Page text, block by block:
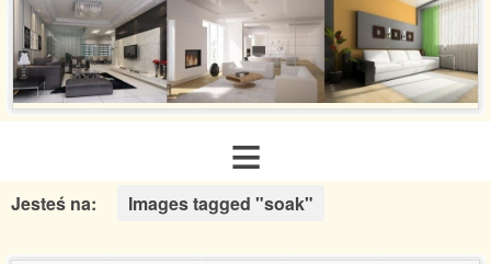
Strona główna
≡
Jesteś na: Images tagged "soak"